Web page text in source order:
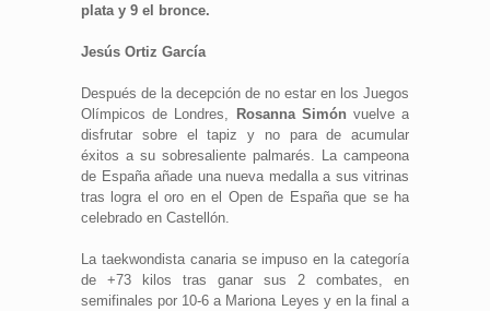
plata y 9 el bronce.
Jesús Ortiz García
Después de la decepción de no estar en los Juegos
Olímpicos de Londres,
Rosanna Simón vuelve a
disfrutar sobre el tapiz y no para de acumular
éxitos a su sobresaliente palmarés. La campeona
de España añade una nueva medalla a sus vitrinas
tras logra el oro en el Open de España que se ha
celebrado en Castellón.
La taekwondista canaria se impuso en la categoría
de +73 kilos tras ganar sus 2 combates, en
semifinales por 10-6 a Mariona Leyes y en la final a